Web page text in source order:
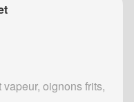
oignons frits,